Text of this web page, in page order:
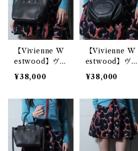
【Vivienne W
estwood】ヴ
ィヴィアンウエ
ストウッド EX
Y カウレザーシ
ョルダーバッグ
black
¥38,000
【Vivienne W
estwood】ヴ
ィヴィアンウエ
ストウッド パ
ロゴシボレザー
ショルダーバッ
グ black
¥38,000